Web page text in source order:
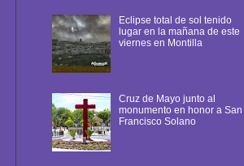
Eclipse total de sol tenido
lugar en la mañana de este
viernes en Montilla
Cruz de Mayo junto al
monumento en honor a San
Francisco Solano